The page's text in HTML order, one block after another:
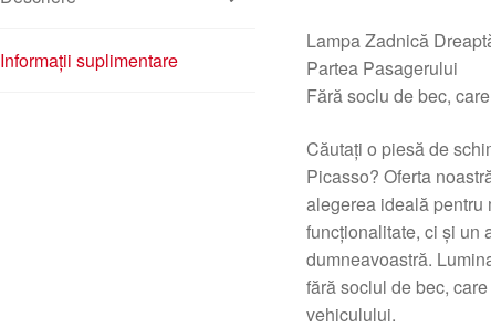
Informații suplimentare
Lampa Zadnică
Partea Pasagerului
Fără soclu de bec,
Căutați o piesă de
Picasso? Oferta
alegerea ideală pentru
funcționalitate, ci și un
dumneavoastră.
fără soclul de bec,
vehiculului.